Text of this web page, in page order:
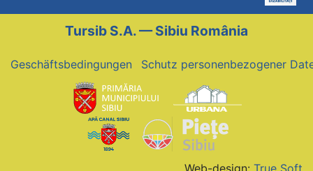
Tursib S.A. — Sibiu România
Geschäftsbedingungen Schutz personenbezogener
Web-design: True Soft